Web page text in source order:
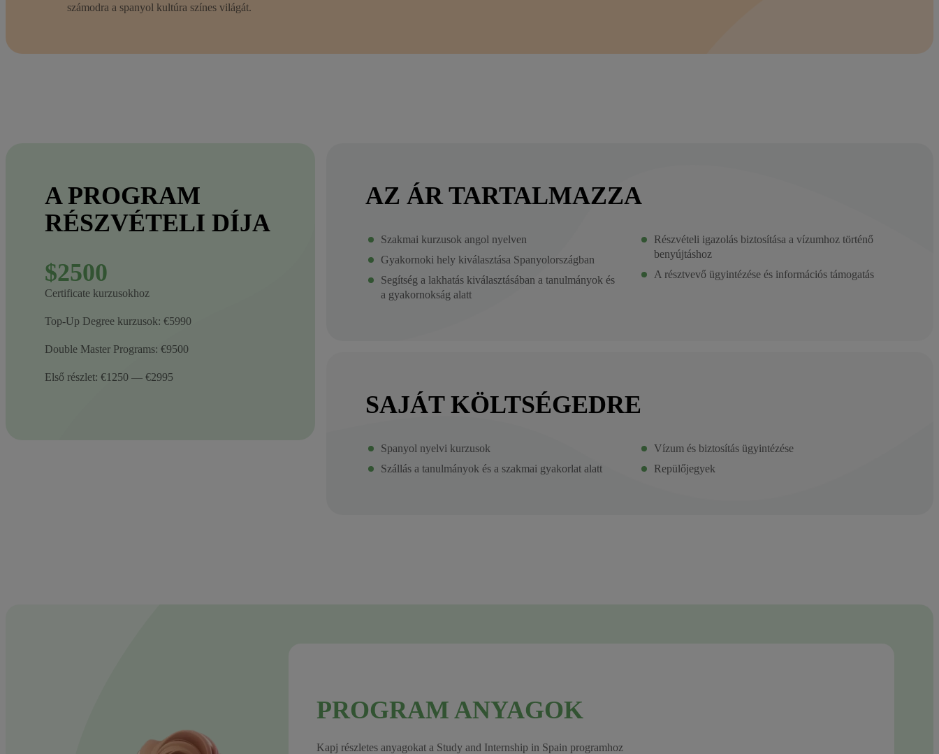
számodra a spanyol kultúra színes világát.
A PROGRAM
RÉSZVÉTELI DÍJA
$2500
Certificate kurzusokhoz
Top-Up Degree kurzusok: €5990
Double Master Programs: €9500
Első részlet: €1250 — €2995
AZ ÁR TARTALMAZZA
Szakmai kurzusok angol nyelven
Gyakornoki hely kiválasztása Spanyolországban
Segítség a lakhatás kiválasztásában a tanulmányok és
a gyakornokság alatt
Részvételi igazolás biztosítása a vízumhoz történő
benyújtáshoz
A résztvevő ügyintézése és információs támogatás
SAJÁT KÖLTSÉGEDRE
Spanyol nyelvi kurzusok
Szállás a tanulmányok és a szakmai gyakorlat alatt
Vízum és biztosítás ügyintézése
Repülőjegyek
PROGRAM ANYAGOK
Kapj részletes anyagokat a Study and Internship in Spain programhoz